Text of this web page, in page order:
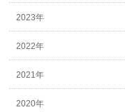
2023年
2022年
2021年
2020年